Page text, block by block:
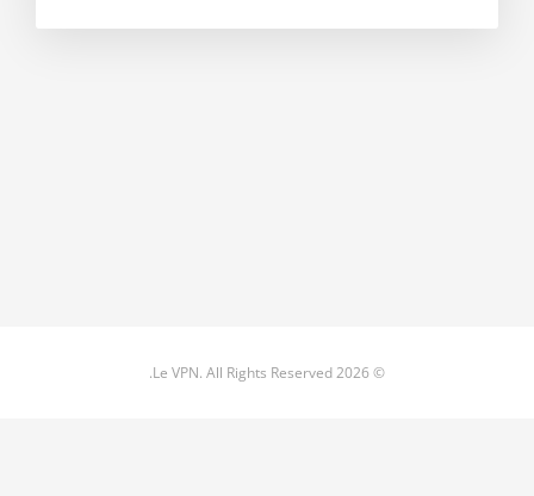
© 2026 Le VPN. All Rights Reserved.